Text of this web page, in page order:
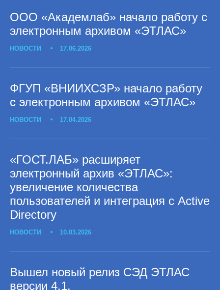
ООО «Академлаб» начало работу с
электронным архивом «ЭТЛАС»
НОВОСТИ 17.06.2026
ФГУП «ВНИИХСЗР» начало работу
с электронным архивом «ЭТЛАС»
НОВОСТИ 17.04.2026
«ГОСТ.ЛАБ» расширяет
электронный архив «ЭТЛАС»:
увеличение количества
пользователей и интеграция с Active
Directory
НОВОСТИ 10.03.2026
Вышел новый релиз СЭД ЭТЛАС
версии 4.1.